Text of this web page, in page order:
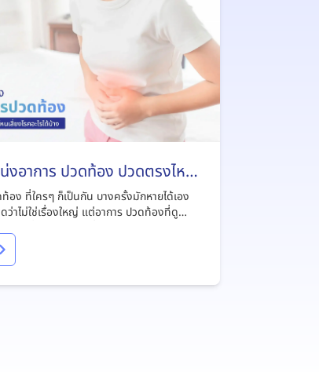
งอาการ ปวดท้อง ปวดตรงไหน
ะไรได้บ้าง
อง ที่ใครๆ ก็เป็นกัน บางครั้งมักหายได้เอง
ว่าไม่ใช่เรื่องใหญ่ แต่อาการ ปวดท้องที่ดู